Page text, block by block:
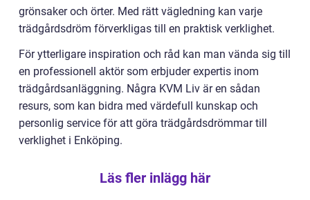
grönsaker och örter. Med rätt vägledning kan varje
trädgårdsdröm förverkligas till en praktisk verklighet.
För ytterligare inspiration och råd kan man vända sig till
en professionell aktör som erbjuder expertis inom
trädgårdsanläggning. Några KVM Liv är en sådan
resurs, som kan bidra med värdefull kunskap och
personlig service för att göra trädgårdsdrömmar till
verklighet i Enköping.
Läs fler inlägg här